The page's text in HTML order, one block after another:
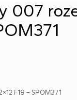
007
F19 – SPOM371